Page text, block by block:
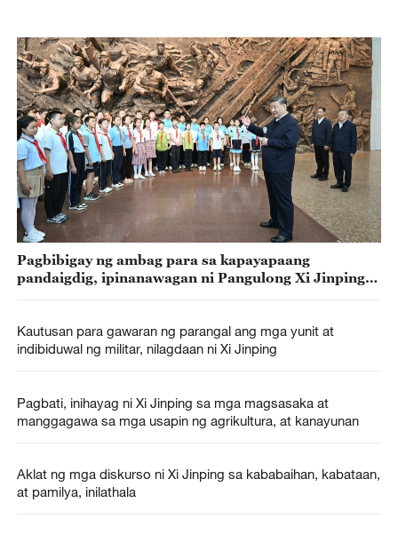
Pagbibigay ng ambag para sa kapayapaang
pandaigdig, ipinanawagan ni Pangulong Xi Jinping
Kautusan para gawaran ng parangal ang mga yunit at
indibiduwal ng militar, nilagdaan ni Xi Jinping
Pagbati, inihayag ni Xi Jinping sa mga magsasaka at
manggagawa sa mga usapin ng agrikultura, at kanayunan
Aklat ng mga diskurso ni Xi Jinping sa kababaihan, kabataan,
at pamilya, inilathala